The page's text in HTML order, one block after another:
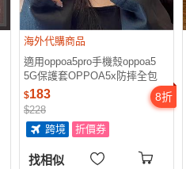
海外代購商品
適用oppoa5pro手機殼oppoa5
5G保護套OPPOA5x防摔全包
opp0 a5活力版硅膠A5pro階梯殼
可愛女新款蝴蝶結KT貓
$183
$228
8折
跨境 折價券
找相似